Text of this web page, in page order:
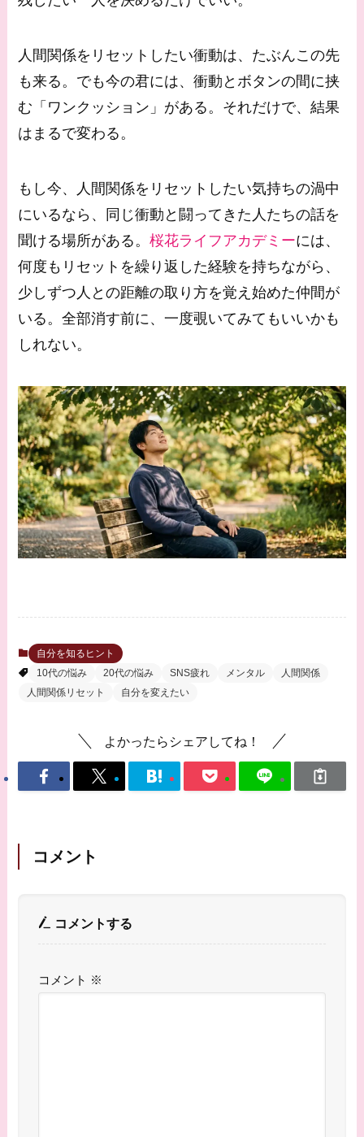
人間関係をリセットしたい衝動は、たぶんこの先
も来る。でも今の君には、衝動とボタンの間に挟
む「ワンクッション」がある。それだけで、結果
はまるで変わる。
もし今、人間関係をリセットしたい気持ちの渦中
にいるなら、同じ衝動と闘ってきた人たちの話を
聞ける場所がある。桜花ライフアカデミーには、
何度もリセットを繰り返した経験を持ちながら、
少しずつ人との距離の取り方を覚え始めた仲間が
いる。全部消す前に、一度覗いてみてもいいかも
しれない。
自分を知るヒント
10代の悩み
20代の悩み SNS疲れ メンタル
人間関係
人間関係リセット
自分を変えたい
よかったらシェアしてね！
コメント
コメントする
コメント ※